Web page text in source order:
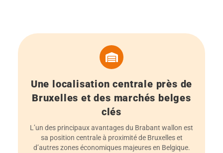
Une localisation centrale près de
Bruxelles et des marchés belges
clés
L’un des principaux avantages du Brabant wallon est
sa position centrale à proximité de Bruxelles et
d’autres zones économiques majeures en Belgique.